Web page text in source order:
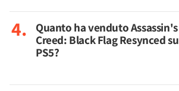
Quanto ha venduto Assassin's
Creed: Black Flag Resynced su
PS5?